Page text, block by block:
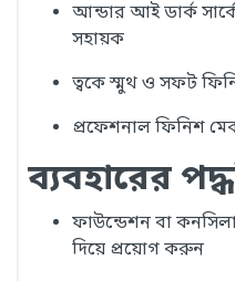
আন্ডার আই ডার্ক
সহায়ক
ত্বকে স্মুথ ও সফট
প্রফেশনাল ফিনিশ
ব্যবহারের
ফাউন্ডেশন বা
দিয়ে প্রয়োগ করুন